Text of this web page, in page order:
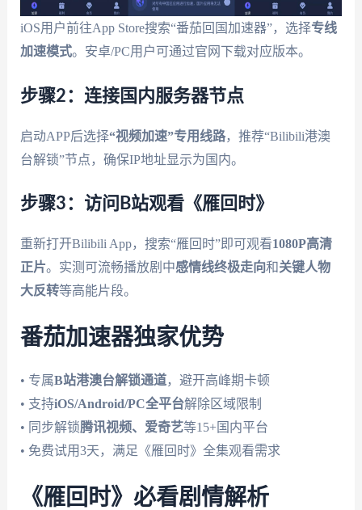
iOS用户前往App Store搜索“番茄回国加速器”，选择专线
加速模式。安卓/PC用户可通过官网下载对应版本。
步骤2：连接国内服务器节点
启动APP后选择“视频加速”专用线路，推荐“Bilibili港澳
台解锁”节点，确保IP地址显示为国内。
步骤3：访问B站观看《雁回时》
重新打开Bilibili App，搜索“雁回时”即可观看1080P高清
正片。实测可流畅播放剧中感情线终极走向和关键人物
大反转等高能片段。
番茄加速器独家优势
• 专属B站港澳台解锁通道，避开高峰期卡顿
• 支持iOS/Android/PC全平台解除区域限制
• 同步解锁腾讯视频、爱奇艺等15+国内平台
• 免费试用3天，满足《雁回时》全集观看需求
《雁回时》必看剧情解析